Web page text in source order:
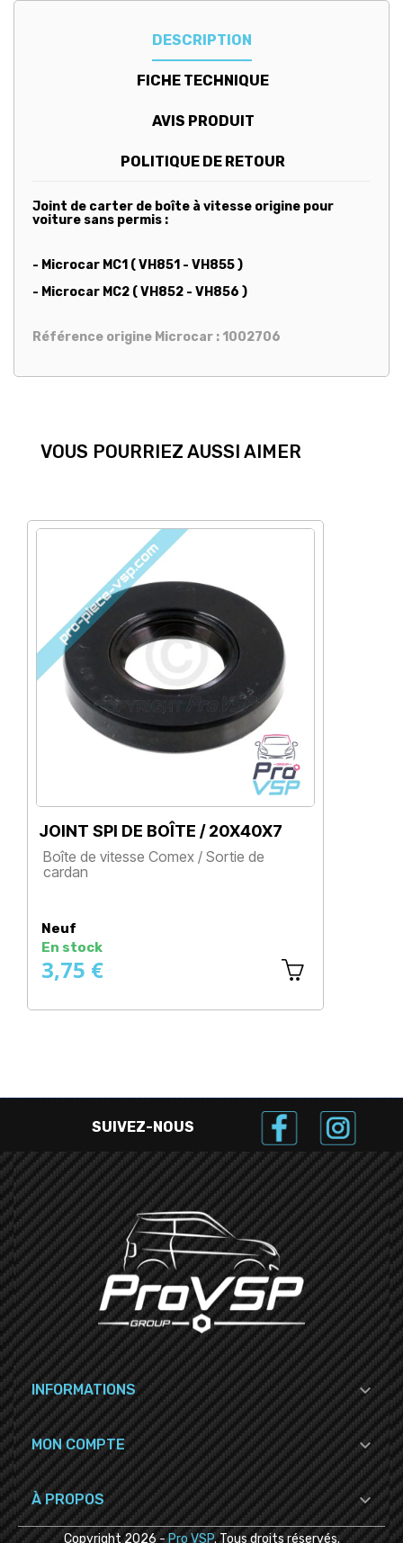
DESCRIPTION
FICHE TECHNIQUE
AVIS PRODUIT
POLITIQUE DE RETOUR
Joint de carter de boîte à vitesse origine pour
voiture sans permis :
- Microcar MC1 ( VH851 - VH855 )
- Microcar MC2 ( VH852 - VH856 )
Référence origine Microcar : 1002706
VOUS POURRIEZ AUSSI AIMER
JOINT SPI DE BOÎTE / 20X40X7
Boîte de vitesse Comex / Sortie de
cardan
Neuf
En stock
3,75 €
SUIVEZ-NOUS
INFORMATIONS 
MON COMPTE 
À PROPOS 
Copyright2026-Pro VSP. Tous droits réservés.